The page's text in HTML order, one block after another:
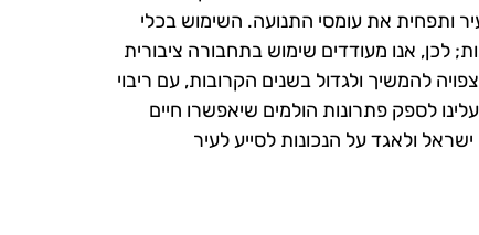
ותפחית את עומסי התנועה. השימוש בכלי
לכן, אנו מעודדים שימוש בתחבורה ציבורית
להמשיך ולגדול בשנים הקרובות, עם ריבוי
לספק פתרונות הולמים שיאפשרו חיים
ולאגד על הנכונות לסייע לעיר